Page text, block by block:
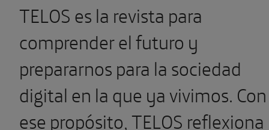
TELOS es la revista para
comprender el futuro y
prepararnos para la sociedad
digital en la que ya vivimos. Con
ese propósito, TELOS reflexiona